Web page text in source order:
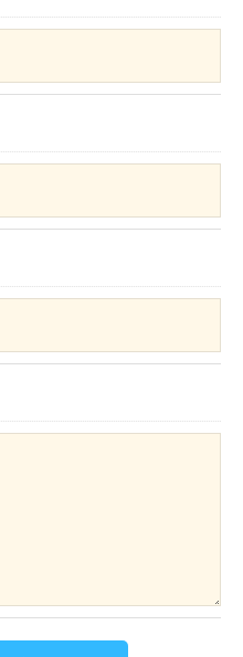
提供することはいたし
必要な範囲において、
人情報保護契約等の措
ます。
がなされないよう、適
す。